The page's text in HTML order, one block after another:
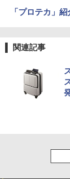
「プロテカ」
関連記事